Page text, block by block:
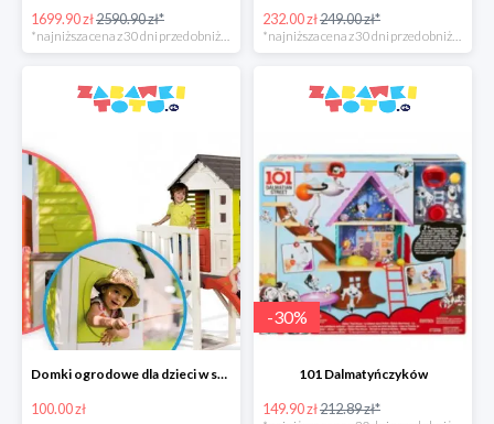
1699.90 zł2590.90 zł* 232.00 zł249.00 zł*
Domki ogrodowe dla dzieci w super cenach
100.00 zł
-30%
101 Dalmatyńczyków
149.90 zł212.89 zł*